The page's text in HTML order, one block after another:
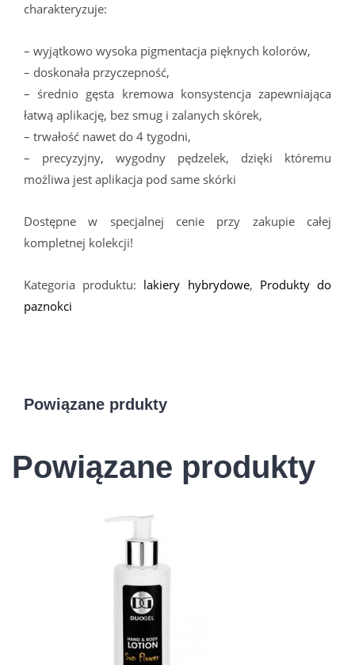
charakteryzuje:
– wyjątkowo wysoka pigmentacja pięknych kolorów,
– doskonała przyczepność,
– średnio gęsta kremowa konsystencja zapewniająca
łatwą aplikację, bez smug i zalanych skórek,
– trwałość nawet do 4 tygodni,
– precyzyjny, wygodny pędzelek, dzięki któremu
możliwa jest aplikacja pod same skórki
Dostępne w specjalnej cenie przy zakupie całej
kompletnej kolekcji!
Kategoria produktu: lakiery hybrydowe, Produkty do
paznokci
Powiązane prdukty
Powiązane produkty